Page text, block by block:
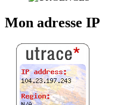
Mon adresse IP